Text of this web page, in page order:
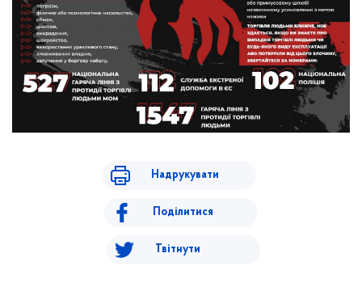
Надрукувати
Поділитися
Твітнути